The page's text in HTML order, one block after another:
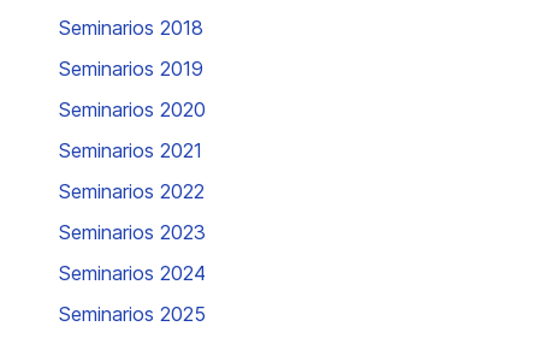
Seminarios 2018
Seminarios 2019
Seminarios 2020
Seminarios 2021
Seminarios 2022
Seminarios 2023
Seminarios 2024
Seminarios 2025